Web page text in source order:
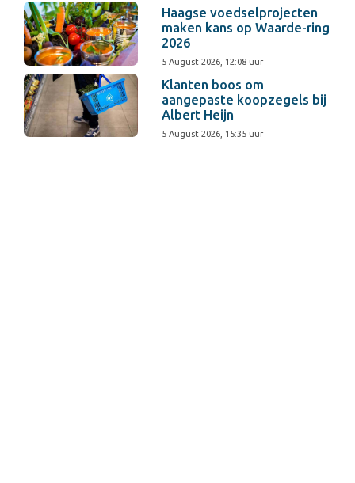
Haagse voedselprojecten
maken kans op Waarde-ring
2026
5 August 2026, 12:08 uur
Klanten boos om
aangepaste koopzegels bij
Albert Heijn
5 August 2026, 15:35 uur